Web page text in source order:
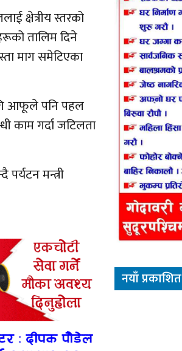
क्षेत्रीय स्तरको
तालिम दिने
माग समेटिएका
आफूले पनि पहल
काम गर्दा जटिलता
मन्त्री
नयाँ प्रकाशित